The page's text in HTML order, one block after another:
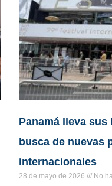
Panamá lleva sus
busca de nuevas
internacionales
28 de mayo de 2026 No